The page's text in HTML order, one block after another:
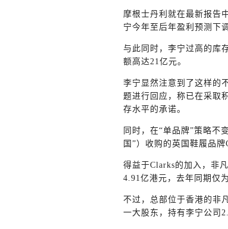
摩根士丹利就在最新报告
宁今年至后年盈利预测下
与此同时，李宁过高的库
额高达21亿元。
李宁显然注意到了这样的
题进行回应，称已在采取
存水平的承诺。
同时，在“单品牌”策略不
国”）收购的英国鞋履品牌
得益于Clarks的加入，非
4.91亿港元，去年同期仅
不过，总部位于香港的非
一大股东，持有李宁公司